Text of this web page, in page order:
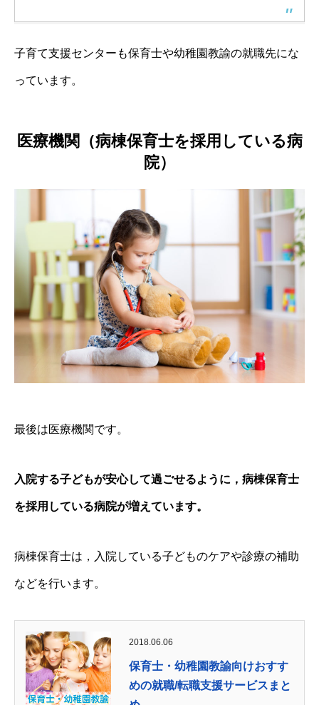
子育て支援センターも保育士や幼稚園教諭の就職先にな
っています。
医療機関（病棟保育士を採用している病
院）
最後は医療機関です。
入院する子どもが安心して過ごせるように，病棟保育士
を採用している病院が増えています。
病棟保育士は，入院している子どものケアや診療の補助
などを行います。
2018.06.06
保育士・幼稚園教諭向けおすす
めの就職/転職支援サービスまと